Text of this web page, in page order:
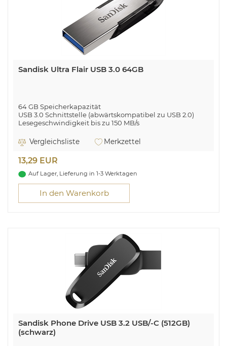
Sandisk Ultra Flair USB 3.0 64GB
64 GB Speicherkapazität
USB 3.0 Schnittstelle (abwärtskompatibel zu USB 2.0)
Lesegeschwindigkeit bis zu 150 MB/s
Geschwindigkeit trifft Stil
Vergleichsliste Merkzettel
13,29 EUR
Auf Lager, Lieferung in 1-3 Werktagen
In den Warenkorb
Sandisk Phone Drive USB 3.2 USB/-C (512GB)
(schwarz)